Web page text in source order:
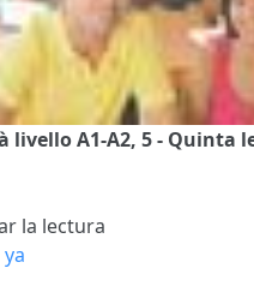
A1-A2, 5 - Quinta
la lectura